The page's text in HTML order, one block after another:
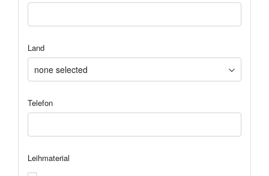
Land
Telefon
Leihmaterial